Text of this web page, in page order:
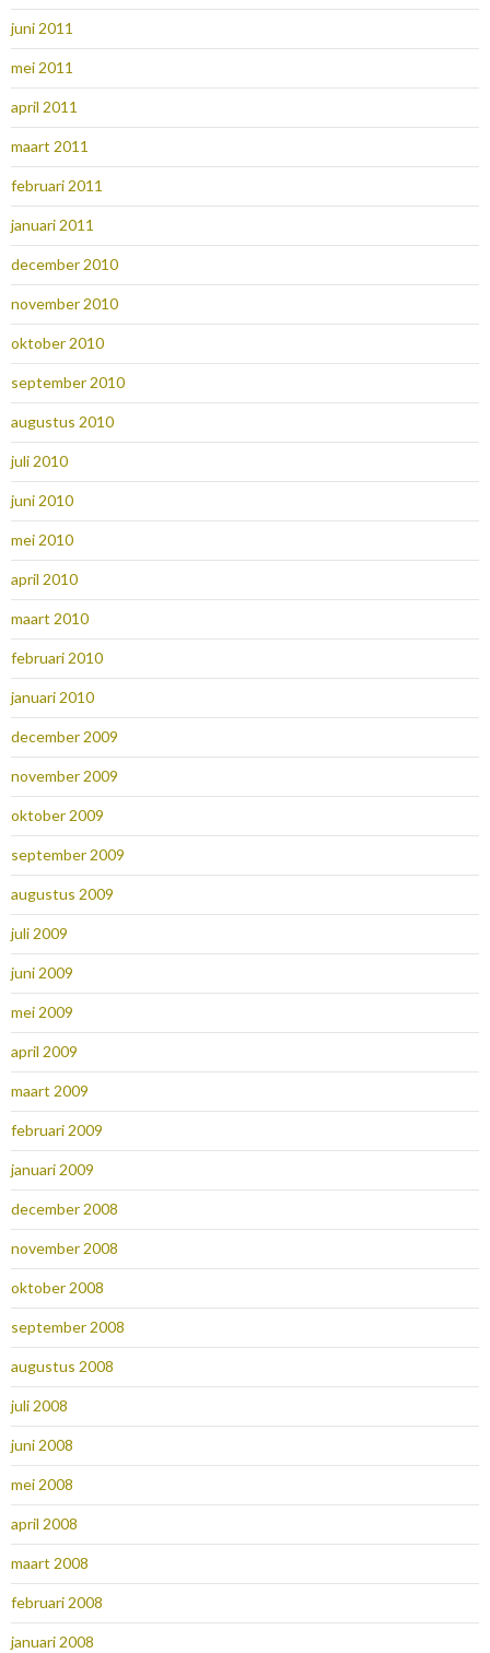
juni 2011
mei 2011
april 2011
maart 2011
februari 2011
januari 2011
december 2010
november 2010
oktober 2010
september 2010
augustus 2010
juli 2010
juni 2010
mei 2010
april 2010
maart 2010
februari 2010
januari 2010
december 2009
november 2009
oktober 2009
september 2009
augustus 2009
juli 2009
juni 2009
mei 2009
april 2009
maart 2009
februari 2009
januari 2009
december 2008
november 2008
oktober 2008
september 2008
augustus 2008
juli 2008
juni 2008
mei 2008
april 2008
maart 2008
februari 2008
januari 2008